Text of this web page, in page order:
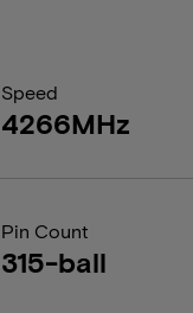
Speed
4266MHz
Pin Count
315-ball